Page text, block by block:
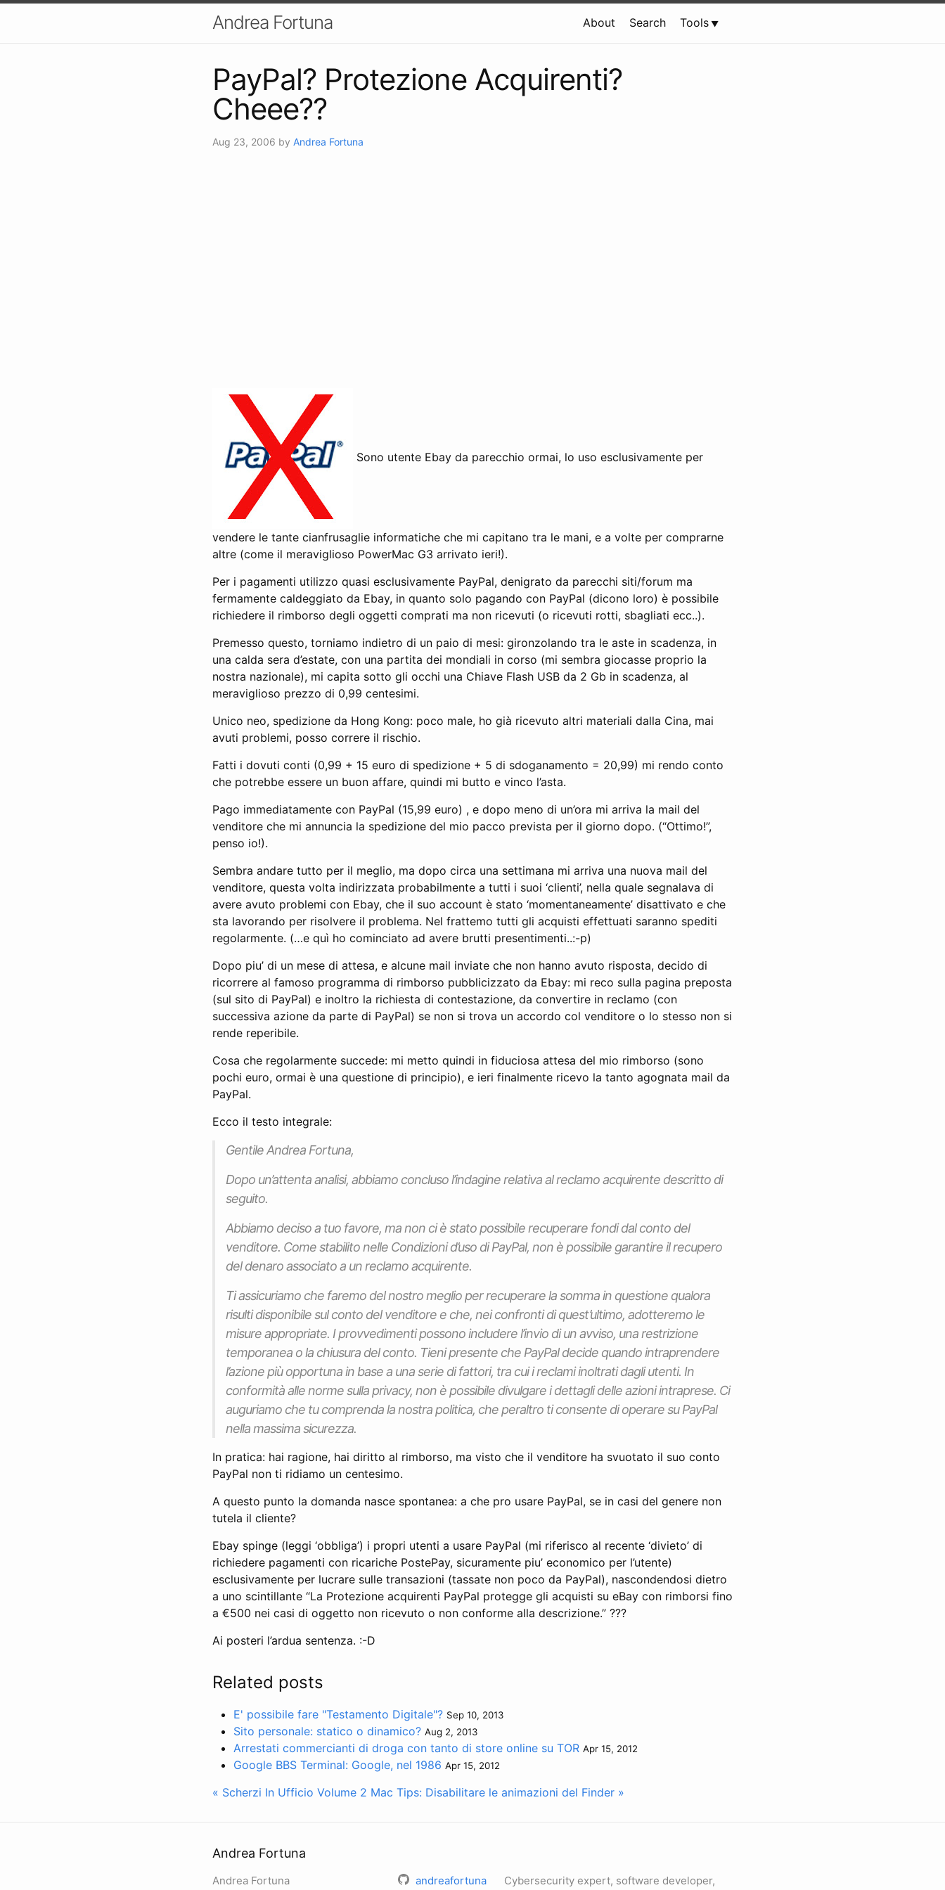
Andrea Fortuna About Search Tools
PayPal? Protezione Acquirenti?
Cheee??
Aug 23, 2006 by Andrea Fortuna
Sono utente Ebay da parecchio ormai, lo uso esclusivamente per
vendere le tante cianfrusaglie informatiche che mi capitano tra le mani, e a volte per comprarne
altre (come il meraviglioso PowerMac G3 arrivato ieri!).
Per i pagamenti utilizzo quasi esclusivamente PayPal, denigrato da parecchi siti/forum ma
fermamente caldeggiato da Ebay, in quanto solo pagando con PayPal (dicono loro) è possibile
richiedere il rimborso degli oggetti comprati ma non ricevuti (o ricevuti rotti, sbagliati ecc..).
Premesso questo, torniamo indietro di un paio di mesi: gironzolando tra le aste in scadenza, in
una calda sera d’estate, con una partita dei mondiali in corso (mi sembra giocasse proprio la
nostra nazionale), mi capita sotto gli occhi una Chiave Flash USB da 2 Gb in scadenza, al
meraviglioso prezzo di 0,99 centesimi.
Unico neo, spedizione da Hong Kong: poco male, ho già ricevuto altri materiali dalla Cina, mai
avuti problemi, posso correre il rischio.
Fatti i dovuti conti (0,99 + 15 euro di spedizione + 5 di sdoganamento = 20,99) mi rendo conto
che potrebbe essere un buon affare, quindi mi butto e vinco l’asta.
Pago immediatamente con PayPal (15,99 euro) , e dopo meno di un’ora mi arriva la mail del
venditore che mi annuncia la spedizione del mio pacco prevista per il giorno dopo. (“Ottimo!”,
penso io!).
Sembra andare tutto per il meglio, ma dopo circa una settimana mi arriva una nuova mail del
venditore, questa volta indirizzata probabilmente a tutti i suoi ‘clienti’, nella quale segnalava di
avere avuto problemi con Ebay, che il suo account è stato ‘momentaneamente’ disattivato e che
sta lavorando per risolvere il problema. Nel frattemo tutti gli acquisti effettuati saranno spediti
regolarmente. (…e quì ho cominciato ad avere brutti presentimenti..:-p)
Dopo piu’ di un mese di attesa, e alcune mail inviate che non hanno avuto risposta, decido di
ricorrere al famoso programma di rimborso pubblicizzato da Ebay: mi reco sulla pagina preposta
(sul sito di PayPal) e inoltro la richiesta di contestazione, da convertire in reclamo (con
successiva azione da parte di PayPal) se non si trova un accordo col venditore o lo stesso non si
rende reperibile.
Cosa che regolarmente succede: mi metto quindi in fiduciosa attesa del mio rimborso (sono
pochi euro, ormai è una questione di principio), e ieri finalmente ricevo la tanto agognata mail da
PayPal.
Ecco il testo integrale:
Gentile Andrea Fortuna,
Dopo un’attenta analisi, abbiamo concluso l’indagine relativa al reclamo acquirente descritto di
seguito.
Abbiamo deciso a tuo favore, ma non ci è stato possibile recuperare fondi dal conto del
venditore. Come stabilito nelle Condizioni d’uso di PayPal, non è possibile garantire il recupero
del denaro associato a un reclamo acquirente.
Ti assicuriamo che faremo del nostro meglio per recuperare la somma in questione qualora
risulti disponibile sul conto del venditore e che, nei confronti di quest’ultimo, adotteremo le
misure appropriate. I provvedimenti possono includere l’invio di un avviso, una restrizione
temporanea o la chiusura del conto. Tieni presente che PayPal decide quando intraprendere
l’azione più opportuna in base a una serie di fattori, tra cui i reclami inoltrati dagli utenti. In
conformità alle norme sulla privacy, non è possibile divulgare i dettagli delle azioni intraprese. Ci
auguriamo che tu comprenda la nostra politica, che peraltro ti consente di operare su PayPal
nella massima sicurezza.
In pratica: hai ragione, hai diritto al rimborso, ma visto che il venditore ha svuotato il suo conto
PayPal non ti ridiamo un centesimo.
A questo punto la domanda nasce spontanea: a che pro usare PayPal, se in casi del genere non
tutela il cliente?
Ebay spinge (leggi ‘obbliga’) i propri utenti a usare PayPal (mi riferisco al recente ‘divieto’ di
richiedere pagamenti con ricariche PostePay, sicuramente piu’ economico per l’utente)
esclusivamente per lucrare sulle transazioni (tassate non poco da PayPal), nascondendosi dietro
a uno scintillante “La Protezione acquirenti PayPal protegge gli acquisti su eBay con rimborsi fino
a €500 nei casi di oggetto non ricevuto o non conforme alla descrizione.” ???
Ai posteri l’ardua sentenza. :-D
Related posts
E' possibile fare "Testamento Digitale"? Sep 10, 2013
Sito personale: statico o dinamico? Aug 2, 2013
Arrestati commercianti di droga con tanto di store online su TOR Apr 15, 2012
Google BBS Terminal: Google, nel 1986 Apr 15, 2012
« Scherzi In Ufficio Volume 2 Mac Tips: Disabilitare le animazioni del Finder »
Andrea Fortuna
Andrea Fortuna
andreafortuna
Cybersecurity expert, software developer,